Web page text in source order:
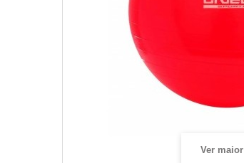
Ver maior